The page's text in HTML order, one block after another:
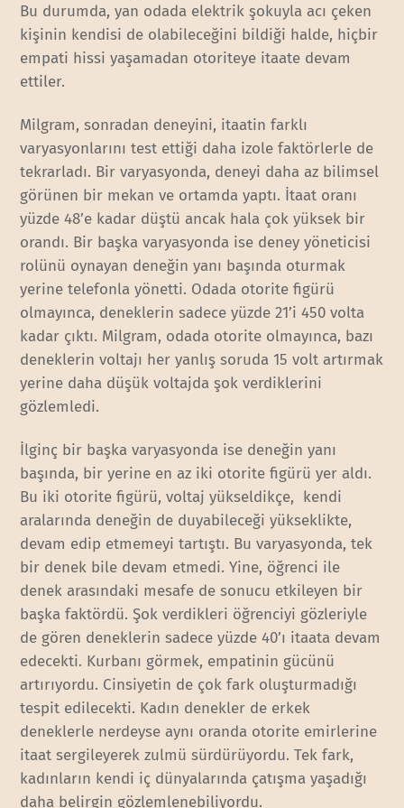
Bu durumda, yan odada elektrik şokuyla acı çeken
kişinin kendisi de olabileceğini bildiği halde, hiçbir
empati hissi yaşamadan otoriteye itaate devam
ettiler.
Milgram, sonradan deneyini, itaatin farklı
varyasyonlarını test ettiği daha izole faktörlerle de
tekrarladı. Bir varyasyonda, deneyi daha az bilimsel
görünen bir mekan ve ortamda yaptı. İtaat oranı
yüzde 48’e kadar düştü ancak hala çok yüksek bir
orandı. Bir başka varyasyonda ise deney yöneticisi
rolünü oynayan deneğin yanı başında oturmak
yerine telefonla yönetti. Odada otorite figürü
olmayınca, deneklerin sadece yüzde 21’i 450 volta
kadar çıktı. Milgram, odada otorite olmayınca, bazı
deneklerin voltajı her yanlış soruda 15 volt artırmak
yerine daha düşük voltajda şok verdiklerini
gözlemledi.
İlginç bir başka varyasyonda ise deneğin yanı
başında, bir yerine en az iki otorite figürü yer aldı.
Bu iki otorite figürü, voltaj yükseldikçe, kendi
aralarında deneğin de duyabileceği yükseklikte,
devam edip etmemeyi tartıştı. Bu varyasyonda, tek
bir denek bile devam etmedi. Yine, öğrenci ile
denek arasındaki mesafe de sonucu etkileyen bir
başka faktördü. Şok verdikleri öğrenciyi gözleriyle
de gören deneklerin sadece yüzde 40’ı itaata devam
edecekti. Kurbanı görmek, empatinin gücünü
artırıyordu. Cinsiyetin de çok fark oluşturmadığı
tespit edilecekti. Kadın denekler de erkek
deneklerle nerdeyse aynı oranda otorite emirlerine
itaat sergileyerek zulmü sürdürüyordu. Tek fark,
kadınların kendi iç dünyalarında çatışma yaşadığı
daha belirgin gözlemlenebiliyordu.